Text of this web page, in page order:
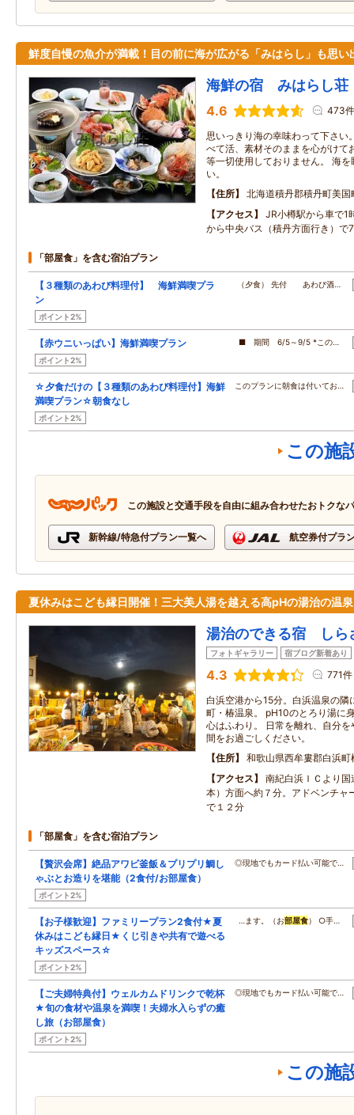
鮮度自慢の魚介が満載！目の前に海が広がる「みはらし」も思い
海鮮の宿 みはらし荘
4.6 473件
思いっきり海の幸味わって下さい
べて活、素材そのままを心がけて
等一切使用しておりません。 海
い。
住所
北海道積丹郡積丹町美
アクセス
JR小樽駅から車で1
から中央バス（積丹方面行き）で
「部屋食」を含む宿泊プラン
【３種類のあわび料理付】 海鮮満喫プラ
ン
ポイント2%
（夕食） 先付 あわび酒…
【赤ウニいっぱい】海鮮満喫プラン
ポイント2%
■ 期間 6/5～9/5 *この…
☆夕食だけの【３種類のあわび料理付】海鮮
満喫プラン☆朝食なし
ポイント2%
このプランに朝食は付いてお…
この施
この施設と交通手段を自由に組み合わせたおトクな
新幹線/特急付プラン一覧へ 航空券付プラ
夏休みはこども縁日開催！三大美人湯を越える高pHの湯治の温泉
湯治のできる宿 しら
フォトギャラリー 宿ブログ新着あり
4.3 771件
白浜空港から15分。白浜温泉の隣
町・椿温泉。 pH10のとろり湯に
心はふわり。 日常を離れ、自分
間をお過ごしください。
住所
和歌山県西牟婁郡白浜
アクセス
南紀白浜ＩＣより
本）方面へ約７分。アドベンチャ
で１２分
「部屋食」を含む宿泊プラン
【贅沢会席】絶品アワビ釜飯＆プリプリ鯛し
ゃぶとお造りを堪能（2食付/お部屋食）
ポイント2%
◎現地でもカード払い可能で…
【お子様歓迎】ファミリープラン2食付★夏
休みはこども縁日★くじ引きや共有で遊べる
キッズスペース☆
ポイント2%
…ます。（お部屋食） ○手…
【ご夫婦特典付】ウェルカムドリンクで乾杯
★旬の食材や温泉を満喫！夫婦水入らずの癒
し旅（お部屋食）
ポイント2%
◎現地でもカード払い可能で…
この施